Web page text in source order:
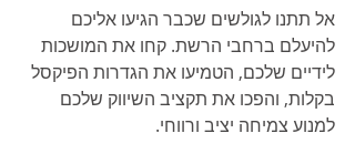
אל תתנו לגולשים שכבר הגיעו אליכם
להיעלם ברחבי הרשת. קחו את המושכות
לידיים שלכם, הטמיעו את הגדרות הפיקסל
בקלות, והפכו את תקציב השיווק שלכם
למנוע צמיחה יציב ורווחי.